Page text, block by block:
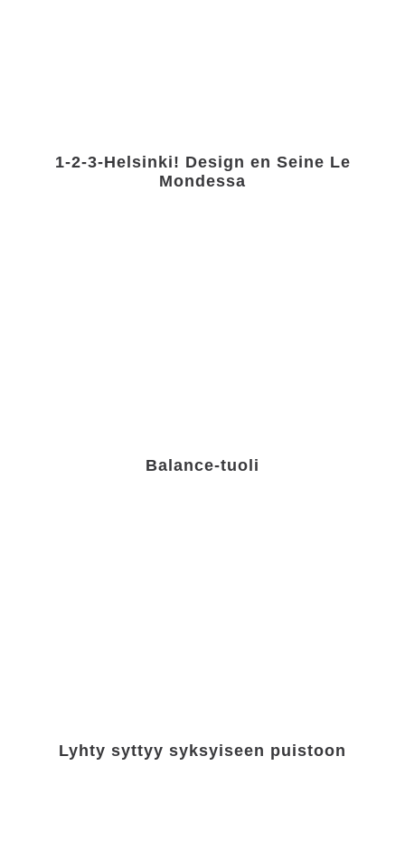
1-2-3-Helsinki! Design en Seine Le
Mondessa
Balance-tuoli
Lyhty syttyy syksyiseen puistoon